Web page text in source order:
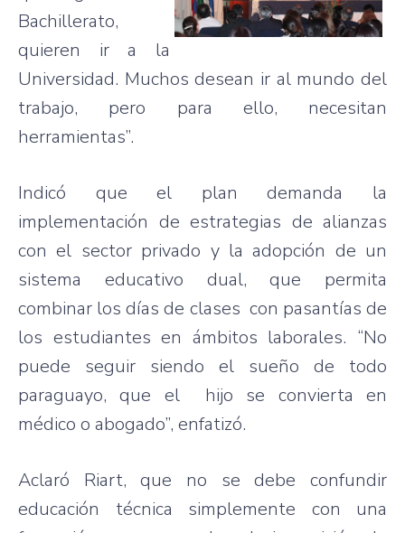
Bachillerato,
quieren ir a la
Universidad. Muchos desean ir al mundo del
trabajo, pero para ello, necesitan
herramientas”.
Indicó que el plan demanda la
implementación de estrategias de alianzas
con el sector privado y la adopción de un
sistema educativo dual, que permita
combinar los días de clases con pasantías de
los estudiantes en ámbitos laborales. “No
puede seguir siendo el sueño de todo
paraguayo, que el hijo se convierta en
médico o abogado”, enfatizó.
Aclaró Riart, que no se debe confundir
educación técnica simplemente con una